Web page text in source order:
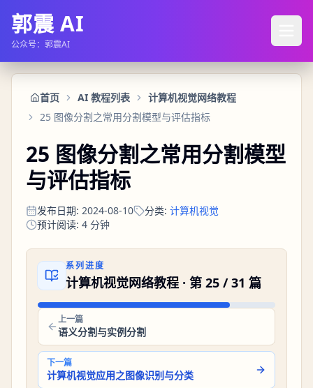
郭震 AI
公众号：郭震AI
首页 AI 教程列表
计算机视觉网络教程
25 图像分割之常用分割模型与评估指标
25 图像分割之常用分割模型
与评估指标
发布日期: 2024-08-10 分类: 计算机视觉
预计阅读: 4 分钟
系列进度
计算机视觉网络教程 · 第 25 /31 篇
上一篇
语义分割与实例分割
下一篇
计算机视觉应用之图像识别与分类